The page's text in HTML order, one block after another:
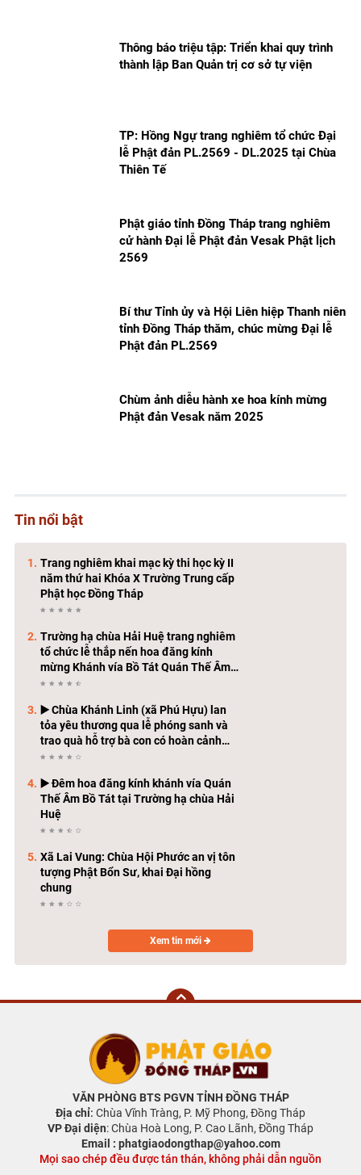
Thông báo triệu tập: Triển khai quy trình
thành lập Ban Quản trị cơ sở tự viện
TP: Hồng Ngự trang nghiêm tổ chức Đại
lễ Phật đản PL.2569 - DL.2025 tại Chùa
Thiên Tế
Phật giáo tỉnh Đồng Tháp trang nghiêm
cử hành Đại lễ Phật đản Vesak Phật lịch
2569
Bí thư Tỉnh ủy và Hội Liên hiệp Thanh niên
tỉnh Đồng Tháp thăm, chúc mừng Đại lễ
Phật đản PL.2569
Chùm ảnh diễu hành xe hoa kính mừng
Phật đản Vesak năm 2025
Tin nổi bật
Trang nghiêm khai mạc kỳ thi học kỳ II
năm thứ hai Khóa X Trường Trung cấp
Phật học Đồng Tháp
Trường hạ chùa Hải Huệ trang nghiêm
tổ chức lễ thắp nến hoa đăng kính
mừng Khánh vía Bồ Tát Quán Thế Âm
Thành Đạo
▶️ Chùa Khánh Linh (xã Phú Hựu) lan
tỏa yêu thương qua lễ phóng sanh và
trao quà hỗ trợ bà con có hoàn cảnh
khó khăn
▶️ Đêm hoa đăng kính khánh vía Quán
Thế Âm Bồ Tát tại Trường hạ chùa Hải
Huệ
Xã Lai Vung: Chùa Hội Phước an vị tôn
tượng Phật Bổn Sư, khai Đại hồng
chung
Xem tin mới
VĂN PHÒNG BTS PGVN TỈNH ĐỒNG THÁP
Địa chỉ: Chùa Vĩnh Tràng, P. Mỹ Phong, Đồng Tháp
VP Đại diện: Chùa Hoà Long, P. Cao Lãnh, Đồng Tháp
Email : phatgiaodongthap@yahoo.com
Mọi sao chép đều được tán thán, không phải dẫn nguồn